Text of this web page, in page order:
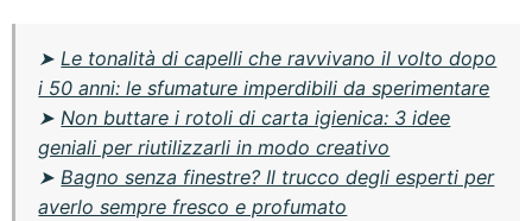
➤Le tonalità di capelli che ravvivano il volto dopo
i 50 anni: le sfumature imperdibili da sperimentare
➤Non buttare i rotoli di carta igienica: 3 idee
geniali per riutilizzarli in modo creativo
➤Bagno senza finestre? Il trucco degli esperti per
averlo sempre fresco e profumato